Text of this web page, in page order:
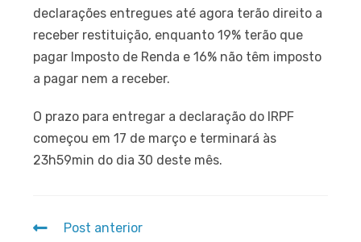
declarações entregues até agora terão direito a
receber restituição, enquanto 19% terão que
pagar Imposto de Renda e 16% não têm imposto
a pagar nem a receber.
O prazo para entregar a declaração do IRPF
começou em 17 de março e terminará às
23h59min do dia 30 deste mês.
Post anterior